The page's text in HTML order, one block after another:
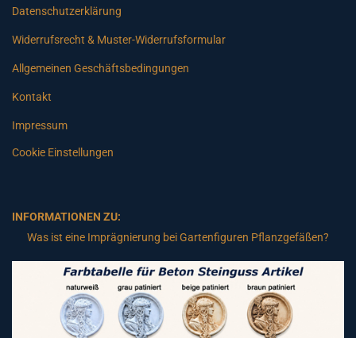
Datenschutzerklärung
Widerrufsrecht & Muster-Widerrufsformular
Allgemeinen Geschäftsbedingungen
Kontakt
Impressum
Cookie Einstellungen
INFORMATIONEN ZU:
Was ist eine Imprägnierung bei Gartenfiguren Pflanzgefäßen?